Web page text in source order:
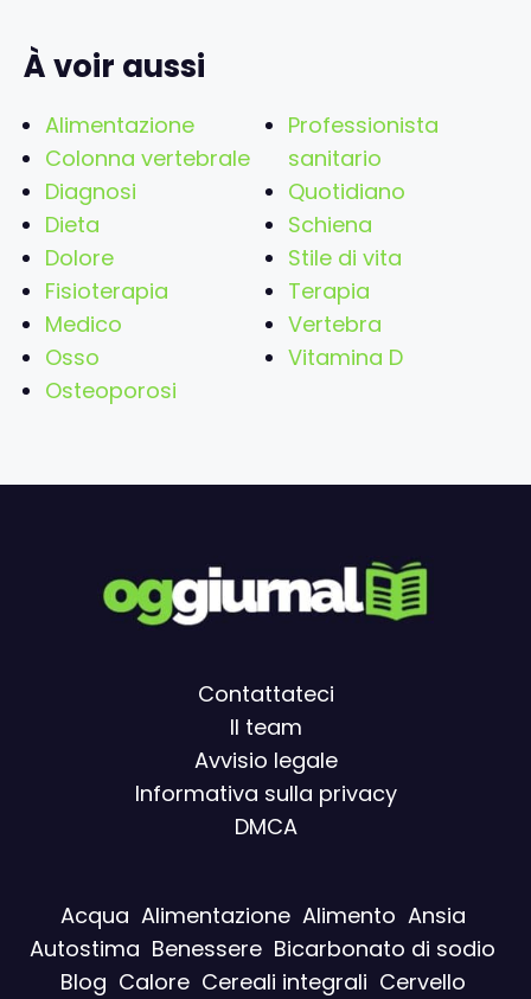
À voir aussi
Alimentazione
Colonna vertebrale
Diagnosi
Dieta
Dolore
Fisioterapia
Medico
Osso
Osteoporosi
Professionista
sanitario
Quotidiano
Schiena
Stile di vita
Terapia
Vertebra
Vitamina D
Contattateci
Il team
Avvisio legale
Informativa sulla privacy
DMCA
Acqua Alimentazione Alimento Ansia
Autostima Benessere Bicarbonato di sodio
Blog Calore Cereali integrali Cervello